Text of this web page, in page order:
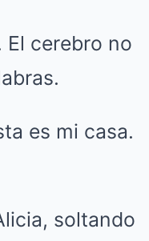
El cerebro no
es mi casa.
soltando